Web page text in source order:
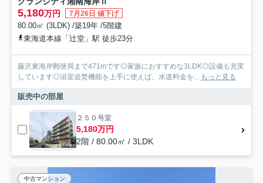
5,180万円 7月26日 値下げ
80.00㎡ (3LDK) /築19年 /5階建
東海道本線「辻堂」駅 徒歩23分
藤沢東海岸郵便局まで471mです◎家族におすすめな3LDK◎設備も充実
しています◎浴室追焚機能を上手に使えば、水道料金を...
もっと見る
販売中の部屋
２５０号室
5,180万円
2階 / 80.00㎡ / 3LDK
中古マンション